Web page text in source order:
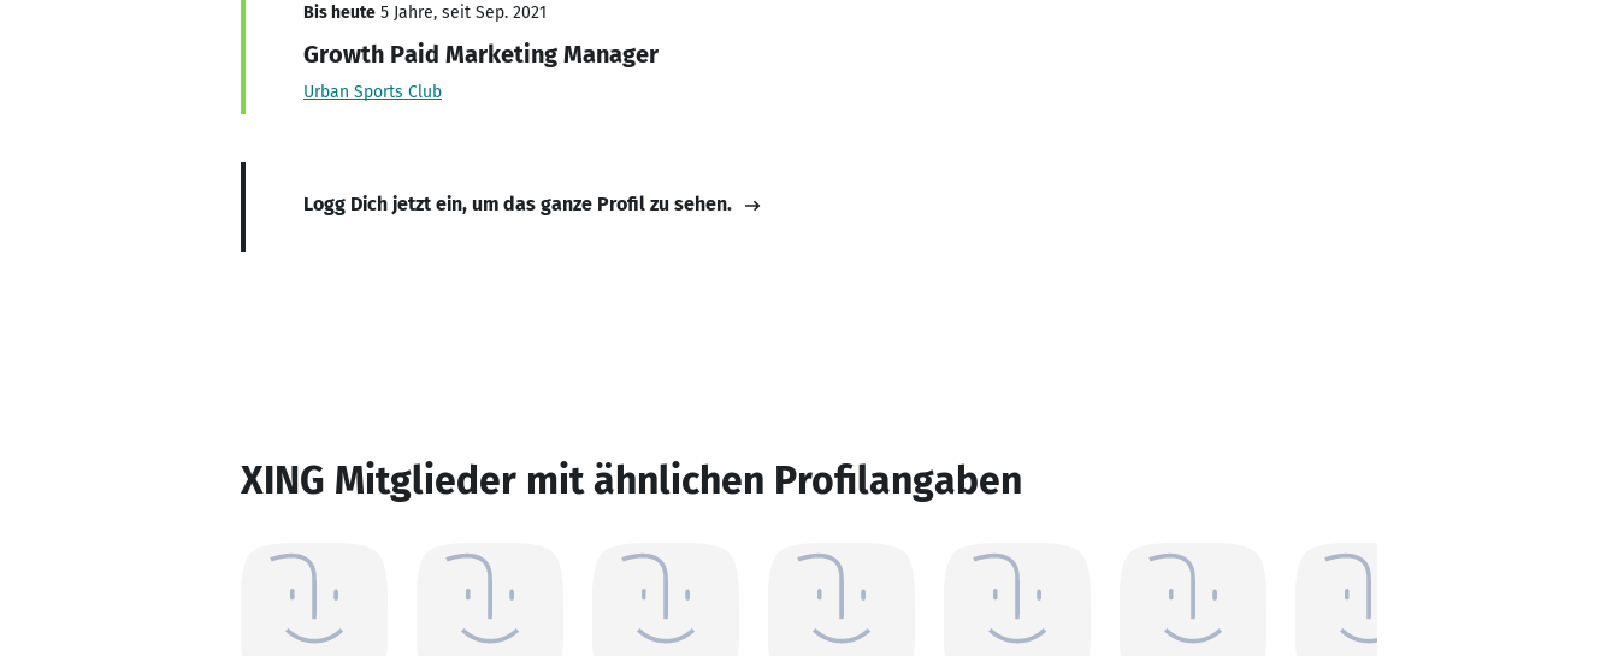
Bis heute 5 Jahre, seit Sep. 2021
Growth Paid Marketing Manager
Urban Sports Club
Logg Dich jetzt ein, um das ganze Profil zu sehen.
XING Mitglieder mit ähnlichen Profilangaben